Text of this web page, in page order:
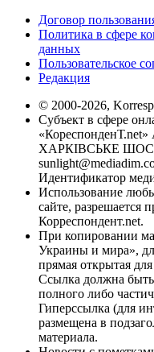
Договор
Политика в сфере
данных
Пользовательское
Редакция
© 2000-2026,
Субъект в сфере
«КореспонденТ.net»
ХАРКІВСЬКЕ ШОСЕ,
Идентификатор
Использование
сайте, разрешается
Корреспондент.net.
При копировании
Украины и мира»,
прямая открытая
Ссылка должна
полного либо
Гиперссылка (для
размещена в
материала.